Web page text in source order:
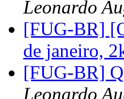
Leonardo
[FUG-BR]
de janeiro,
[FUG-BR]
Leonardo